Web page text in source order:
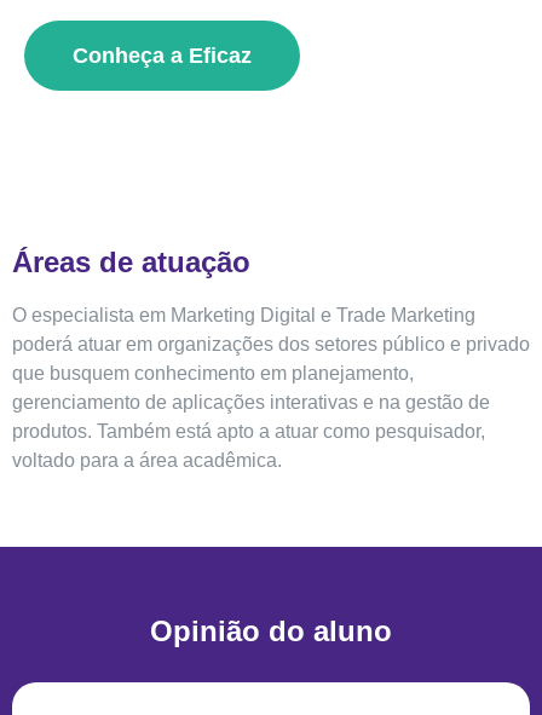
Conheça a Eficaz
Áreas de atuação
O especialista em Marketing Digital e Trade Marketing
poderá atuar em organizações dos setores público e privado
que busquem conhecimento em planejamento,
gerenciamento de aplicações interativas e na gestão de
produtos. Também está apto a atuar como pesquisador,
voltado para a área acadêmica.
Opinião do aluno